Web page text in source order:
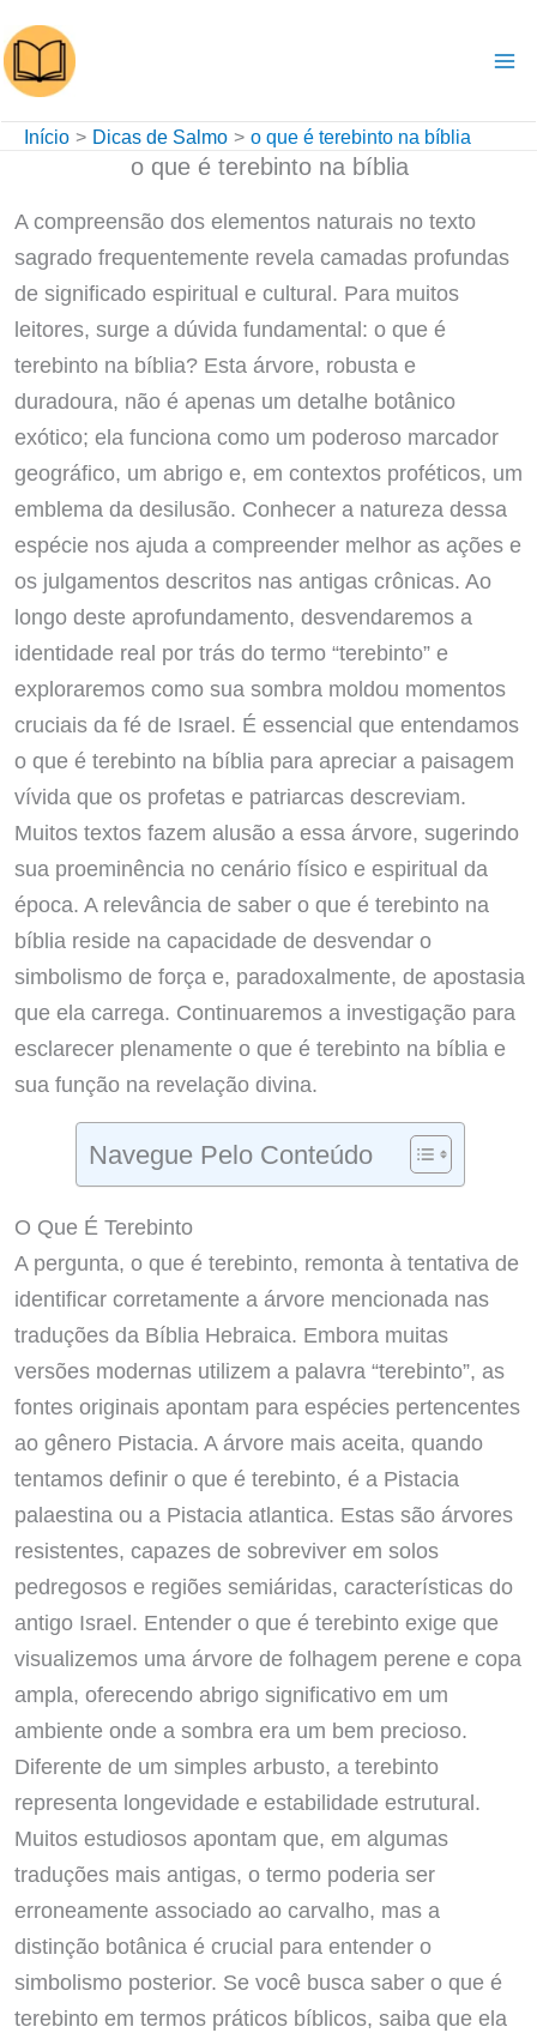
para
o
conteúdo
Início Dicas de Salmo o que é terebinto na bíblia
o que é terebinto na bíblia
A compreensão dos elementos naturais no texto
sagrado frequentemente revela camadas profundas
de significado espiritual e cultural. Para muitos
leitores, surge a dúvida fundamental: o que é
terebinto na bíblia? Esta árvore, robusta e
duradoura, não é apenas um detalhe botânico
exótico; ela funciona como um poderoso marcador
geográfico, um abrigo e, em contextos proféticos, um
emblema da desilusão. Conhecer a natureza dessa
espécie nos ajuda a compreender melhor as ações e
os julgamentos descritos nas antigas crônicas. Ao
longo deste aprofundamento, desvendaremos a
identidade real por trás do termo “terebinto” e
exploraremos como sua sombra moldou momentos
cruciais da fé de Israel. É essencial que entendamos
o que é terebinto na bíblia para apreciar a paisagem
vívida que os profetas e patriarcas descreviam.
Muitos textos fazem alusão a essa árvore, sugerindo
sua proeminência no cenário físico e espiritual da
época. A relevância de saber o que é terebinto na
bíblia reside na capacidade de desvendar o
simbolismo de força e, paradoxalmente, de apostasia
que ela carrega. Continuaremos a investigação para
esclarecer plenamente o que é terebinto na bíblia e
sua função na revelação divina.
Navegue Pelo Conteúdo
O Que É Terebinto
A pergunta, o que é terebinto, remonta à tentativa de
identificar corretamente a árvore mencionada nas
traduções da Bíblia Hebraica. Embora muitas
versões modernas utilizem a palavra “terebinto”, as
fontes originais apontam para espécies pertencentes
ao gênero Pistacia. A árvore mais aceita, quando
tentamos definir o que é terebinto, é a Pistacia
palaestina ou a Pistacia atlantica. Estas são árvores
resistentes, capazes de sobreviver em solos
pedregosos e regiões semiáridas, características do
antigo Israel. Entender o que é terebinto exige que
visualizemos uma árvore de folhagem perene e copa
ampla, oferecendo abrigo significativo em um
ambiente onde a sombra era um bem precioso.
Diferente de um simples arbusto, a terebinto
representa longevidade e estabilidade estrutural.
Muitos estudiosos apontam que, em algumas
traduções mais antigas, o termo poderia ser
erroneamente associado ao carvalho, mas a
distinção botânica é crucial para entender o
simbolismo posterior. Se você busca saber o que é
terebinto em termos práticos bíblicos, saiba que ela